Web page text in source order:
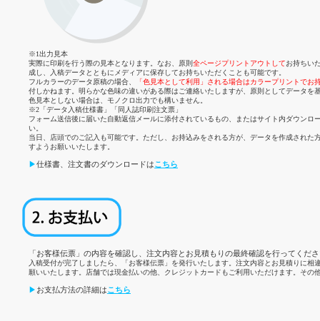
※1出力見本
実際に印刷を行う際の見本となります。なお、原則全ページプリントアウトしてお持ちい
成し、入稿データとともにメディアに保存してお持ちいただくことも可能です。
フルカラーのデータ原稿の場合、
「色見本として利用」される場合はカラープリントでお
付しかねます。明らかな色味の違いがある際はご連絡いたしますが、原則としてデータを
色見本としない場合は、モノクロ出力でも構いません。
※2「データ入稿仕様書」「同人誌印刷注文票」
フォーム送信後に届いた自動返信メールに添付されているもの、またはサイト内ダウンロ
い。
当日、店頭でのご記入も可能です。ただし、お持込みをされる方が、データを作成された
すようお願いいたします。
▶仕様書、注文書のダウンロードはこちら
「お客様伝票」の内容を確認し、注文内容とお見積もりの最終確認を行ってくだ
入稿受付が完了しましたら、「お客様伝票」を発行いたします。注文内容とお見積りに相
願いいたします。店舗では現金払いの他、クレジットカードもご利用いただけます。その
▶ お支払方法の詳細はこちら